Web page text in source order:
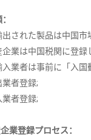
出された製品は中国市
企業は中国税関に登録
入業者は事前に「入国
業者登録;
業者登録;
業登録プロセス：